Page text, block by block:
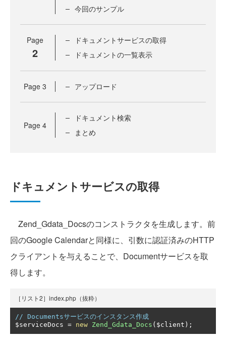
今回のサンプル
Page
2
ドキュメントサービスの取得
ドキュメントの一覧表示
Page 3 アップロード
Page 4
ドキュメント検索
まとめ
ドキュメントサービスの取得
Zend_Gdata_Docsのコンストラクタを生成します。前
回のGoogle Calendarと同様に、引数に認証済みのHTTP
クライアントを与えることで、Documentサービスを取
得します。
［リスト2］index.php（抜粋）
// Documentsサービスのインスタンス作成
$serviceDocs = new Zend_Gdata_Docs ( $client );